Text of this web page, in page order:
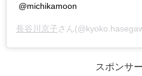
@michikamoon
長谷川京子さん
スポンサ